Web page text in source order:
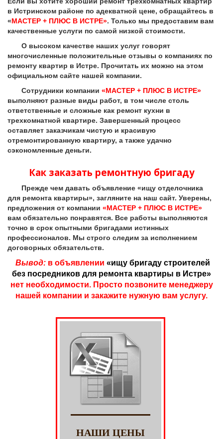
в Истринском районе по адекватной цене, обращайтесь в
«МАСТЕР + ПЛЮС В ИСТРЕ». Только мы предоставим вам
качественные услуги по самой низкой стоимости.
О высоком качестве наших услуг говорят
многочисленные положительные отзывы о компаниях по
ремонту квартир в Истре. Прочитать их можно на этом
официальном сайте нашей компании.
Сотрудники компании «МАСТЕР + ПЛЮС В ИСТРЕ»
выполняют разные виды работ, в том числе столь
ответственные и сложные как ремонт кухни в
трехкомнатной квартире. Завершенный процесс
оставляет заказчикам чистую и красивую
отремонтированную квартиру, а также удачно
сэкономленные деньги.
Как заказать ремонтную бригаду
Прежде чем давать объявление «ищу отделочника
для ремонта квартиры», загляните на наш сайт. Уверены,
предложения от компании «МАСТЕР + ПЛЮС В ИСТРЕ»
вам обязательно понравятся. Все работы выполняются
точно в срок опытными бригадами истинных
профессионалов. Мы строго следим за исполнением
договорных обязательств.
Вывод:в объявлении «ищу бригаду строителей
без посредников для ремонта квартиры в Истре»
нет необходимости. Просто позвоните менеджеру
нашей компании и закажите нужную вам услугу.
НАШИ ЦЕНЫ